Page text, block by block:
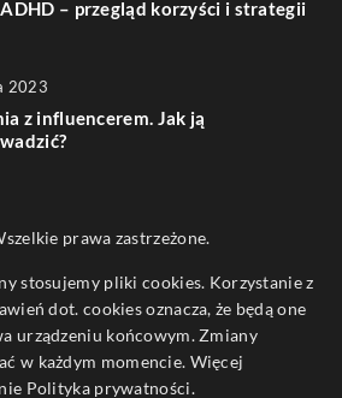
– przegląd korzyści i strategii
2023
z influencerem. Jak ją
prawa zastrzeżone.
stosujemy pliki cookies. Korzystanie z
dot. cookies oznacza, że będą one
urządzeniu końcowym. Zmiany
w każdym momencie. Więcej
Polityka prywatności.